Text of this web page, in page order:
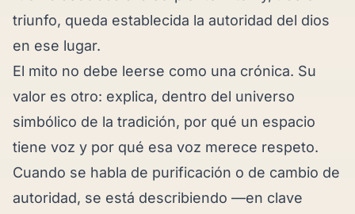
triunfo, queda establecida la autoridad del dios
en ese lugar.
El mito no debe leerse como una crónica. Su
valor es otro: explica, dentro del universo
simbólico de la tradición, por qué un espacio
tiene voz y por qué esa voz merece respeto.
Cuando se habla de purificación o de cambio de
autoridad, se está describiendo —en clave